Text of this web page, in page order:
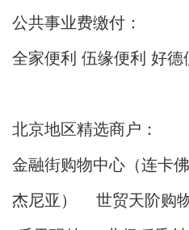
公共事业费缴付：
全家便利 伍缘便利 好德
北京地区精选商户：
金融街购物中心（连卡
杰尼亚） 世贸天阶购